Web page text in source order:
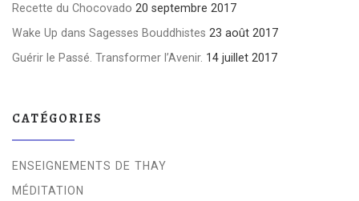
Recette du Chocovado 20 septembre 2017
Wake Up dans Sagesses Bouddhistes 23 août 2017
Guérir le Passé. Transformer l’Avenir. 14 juillet 2017
CATÉGORIES
ENSEIGNEMENTS DE THAY
MÉDITATION